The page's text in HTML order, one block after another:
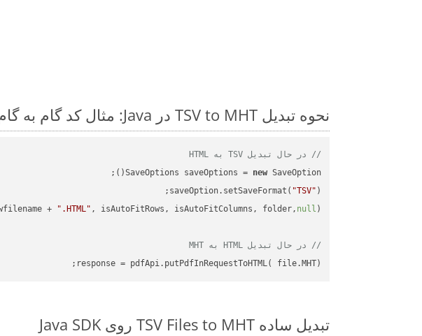
نحوه تبدیل TSV to MHT در Java: مثال کد گام به گام
// در حال تبدیل TSV به HTML
SaveOptions saveOptions = new
saveOption.setSaveFormat( "TSV"
+
".HTML" , isAutoFitRows, isAutoFitColumns, folder, null
// در حال تبدیل HTML به MHT
response = pdfApi.putPdfInRequestToHTML( file.MHT);
تبدیل ساده TSV Files to MHT روی Java SDK